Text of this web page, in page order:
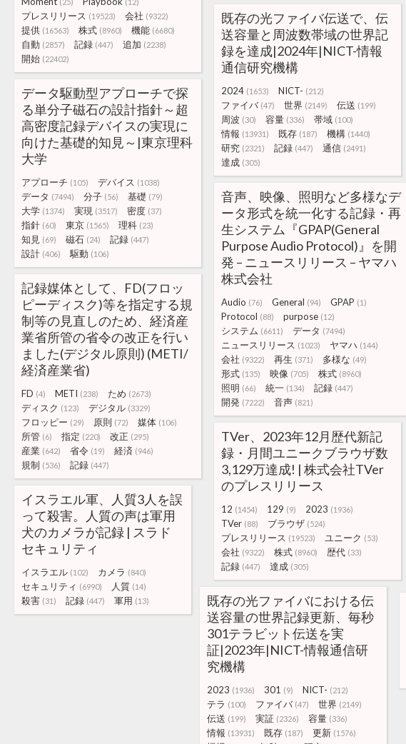
プレスリリース (19523) 会社 (9322)
提供 (16563) 株式 (8960) 機能 (6680)
自動 (2857) 記録 (447) 追加 (2238)
開始 (22402)
既存の光ファイバ伝送で、伝
送容量と周波数帯域の世界記
録を達成|2024年|NICT-情報
通信研究機構
2024 (1653) NICT- (212)
ファイバ (47) 世界 (2149) 伝送 (199)
周波 (30) 容量 (336) 帯域 (100)
情報 (13931) 既存 (187) 機構 (1440)
研究 (2321) 記録 (447) 通信 (2491)
達成 (305)
データ駆動型アプローチで探
る単分子磁石の設計指針～超
高密度記録デバイスの実現に
向けた基礎的知見～|東京理科
大学
アプローチ (105) デバイス (1038)
データ (7494) 分子 (56) 基礎 (79)
大学 (1374) 実現 (3517) 密度 (37)
指針 (60) 東京 (1565) 理科 (23)
知見 (69) 磁石 (24) 記録 (447)
設計 (406) 駆動 (106)
音声、映像、照明など多様なデ
ータ形式を統一化する記録・再
生システム『GPAP(General
Purpose Audio Protocol)』を開
発 – ニュースリリース – ヤマハ
株式会社
Audio (76) General (94) GPAP (1)
Protocol (88) purpose (12)
システム (6611) データ (7494)
ニュースリリース (1023) ヤマハ (144)
会社 (9322) 再生 (371) 多様な (49)
形式 (135) 映像 (705) 株式 (8960)
照明 (66) 統一 (134) 記録 (447)
開発 (7222) 音声 (821)
記録媒体として、FD(フロッ
ピーディスク)等を指定する規
制等の見直しのため、経済産
業省所管の省令の改正を行い
ました(デジタル原則) (METI/
経済産業省)
FD (4) METI (238) ため (2673)
ディスク (123) デジタル (3329)
フロッピー (29) 原則 (72) 媒体 (106)
所管 (6) 指定 (220) 改正 (295)
産業 (642) 省令 (19) 経済 (946)
規制 (536) 記録 (447)
TVer、2023年12月歴代新記
録・月間ユニークブラウザ数
3,129万達成! | 株式会社TVer
のプレスリリース
12 (1454) 129 (9) 2023 (1936)
TVer (88) ブラウザ (524)
プレスリリース (19523) ユニーク (53)
会社 (9322) 株式 (8960) 歴代 (33)
記録 (447) 達成 (305)
イスラエル軍、人質3人を誤
って殺害。人質の声は軍用
犬のカメラが記録 | スラド
セキュリティ
イスラエル (102) カメラ (840)
セキュリティ (6990) 人質 (14)
殺害 (31) 記録 (447) 軍用 (13)
既存の光ファイバにおける伝
送容量の世界記録更新、毎秒
301テラビット伝送を実
証|2023年|NICT-情報通信研
究機構
2023 (1936) 301 (9) NICT- (212)
テラ (100) ファイバ (47) 世界 (2149)
伝送 (199) 実証 (2326) 容量 (336)
情報 (13931) 既存 (187) 更新 (1576)